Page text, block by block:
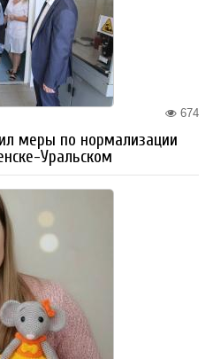
674
меры по нормализации
Уральском